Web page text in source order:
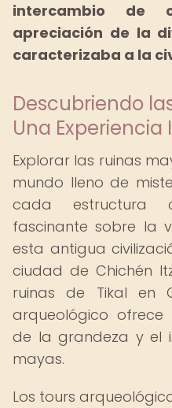
intercambio de
apreciación de la
caracterizaba a la
Descubriendo
Una Experiencia
Explorar las ruinas
mundo lleno de
cada estructura
fascinante sobre la
esta antigua
ciudad de Chichén
ruinas de Tikal en
arqueológico ofrece
de la grandeza y el
mayas.
Los tours